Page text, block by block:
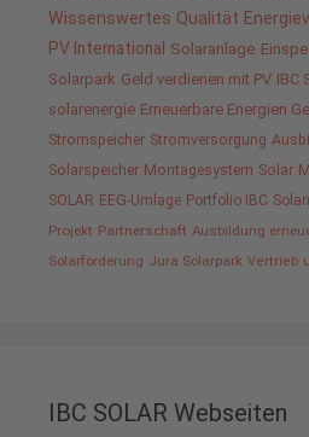
Wissenswertes Qualität
PV International Solaranlage
Solarpark Geld verdienen mit PV IBC
solarenergie Erneuerbare Energien
Stromspeicher Stromversorgung
Solarspeicher Montagesystem Solar
SOLAR EEG-Umlage Portfolio IBC
Projekt Partnerschaft Ausbildung
Solarförderung Jura Solarpark Vertrieb
IBC SOLAR Webseiten